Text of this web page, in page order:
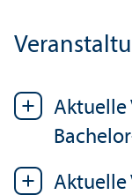
Aktuelle
Aktuelle